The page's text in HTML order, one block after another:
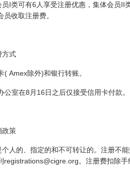
员I类可有6人享受注册优惠，集体会员II
员收取注册费。
式
( Amex除外)和银行转账。
公室在8月16日之后仅接受信用卡付款。
策
个人的、指定的和不可转让的。注册不
registrations@cigre.org。注册费扣除